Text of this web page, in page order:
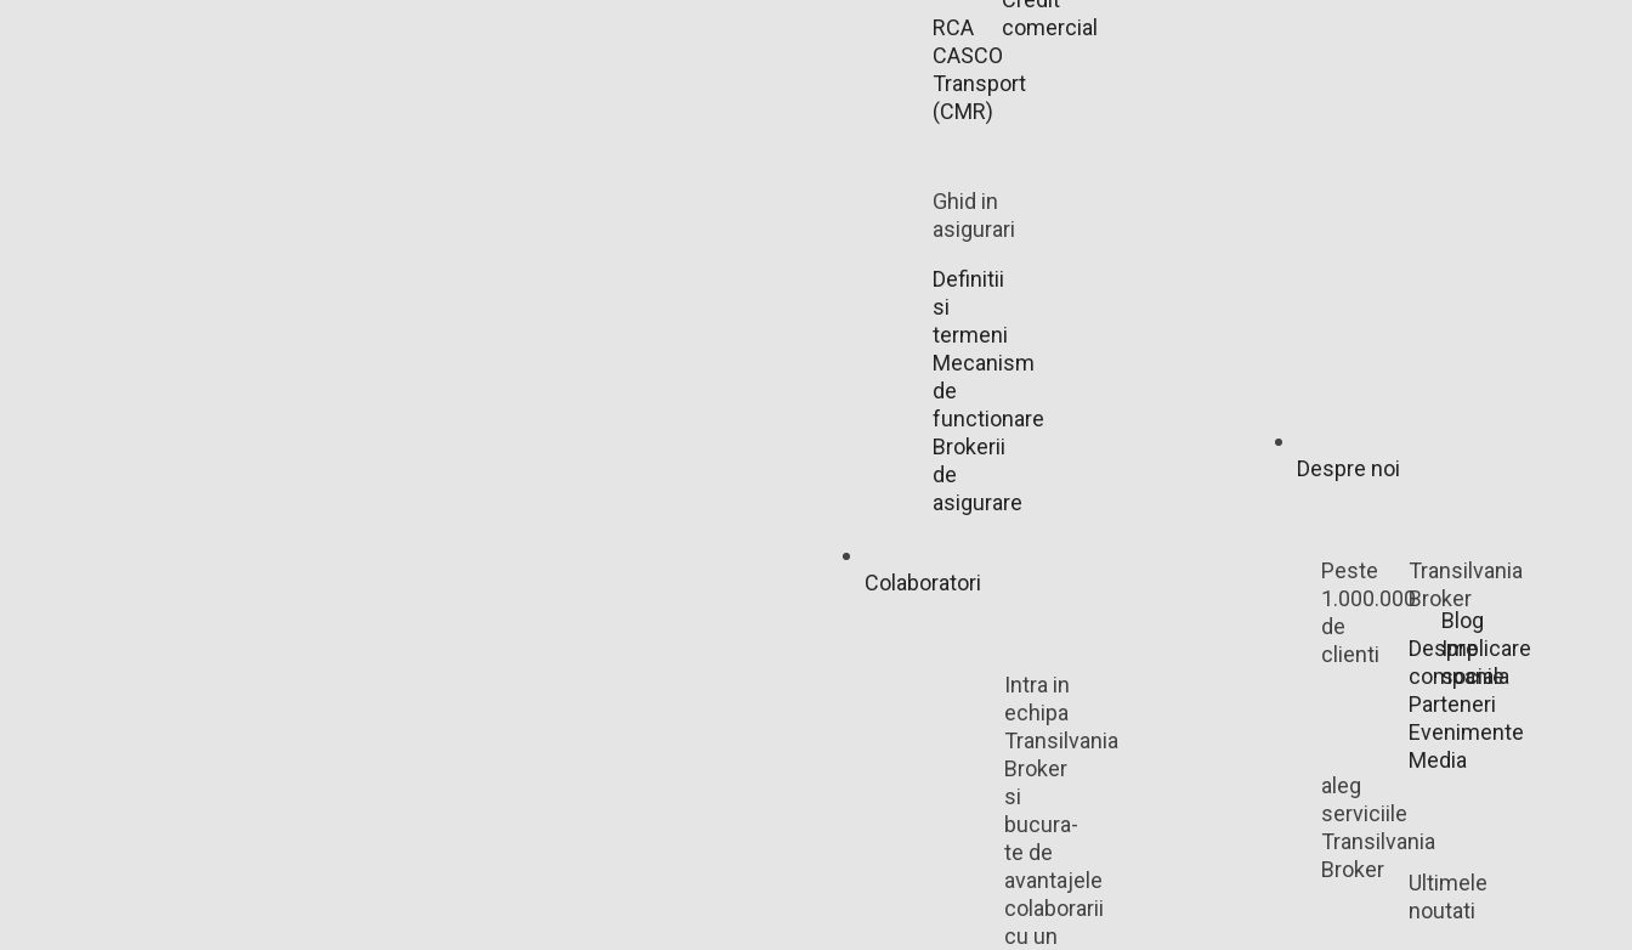
RCA
CASCO
Transport
(CMR)
comercial
Ghid in
asigurari
Definitii
si
termeni
Mecanism
de
functionare
Brokerii
de
asigurare
Colaboratori
Intra in
echipa
Transilvania
Broker
si
bucura-
te de
avantajele
colaborarii
cu un
Despre noi
Peste
1.000.000
de
clienti
aleg
serviciile
Transilvania
Broker
Transilvania
Broker
Despre
companie
Parteneri
Evenimente
Media
Blog
Implicare
sociala
Ultimele
noutati